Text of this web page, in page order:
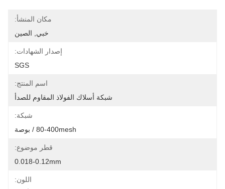
مكان المنشأ:
خبي, الصين
إصدار الشهادات:
SGS
اسم المنتج:
شبكة أسلاك الفولاذ المقاوم للصدأ
شبكة:
80-400mesh / بوصة
قطر موضوع:
0.018-0.12mm
اللون: